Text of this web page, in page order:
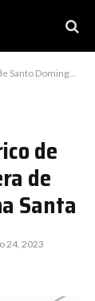
durante la Semana Santa
de
de
Santa
24, 2023